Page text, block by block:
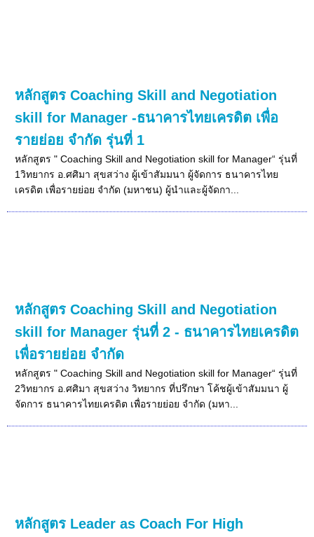
หลักสูตร Coaching Skill and Negotiation
skill for Manager -ธนาคารไทยเครดิต เพื่อ
รายย่อย จำกัด รุ่นที่ 1
หลักสูตร " Coaching Skill and Negotiation skill for Manager“ รุ่นที่
1วิทยากร อ.ศศิมา สุขสว่าง ผู้เข้าสัมมนา ผู้จัดการ ธนาคารไทย
เครดิต เพื่อรายย่อย จำกัด (มหาชน) ผู้นำและผู้จัดกา...
หลักสูตร Coaching Skill and Negotiation
skill for Manager รุ่นที่ 2 - ธนาคารไทยเครดิต
เพื่อรายย่อย จำกัด
หลักสูตร " Coaching Skill and Negotiation skill for Manager“ รุ่นที่
2วิทยากร อ.ศศิมา สุขสว่าง วิทยากร ที่ปรึกษา โค้ชผู้เข้าสัมมนา ผู้
จัดการ ธนาคารไทยเครดิต เพื่อรายย่อย จำกัด (มหา...
หลักสูตร Leader as Coach For High